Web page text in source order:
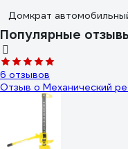
Домкрат
Популярные
6 отзывов
Отзыв о Механический